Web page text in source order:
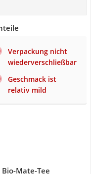
Verpackung nicht
wiederverschließbar
Geschmack ist
relativ mild
Mate-Tee